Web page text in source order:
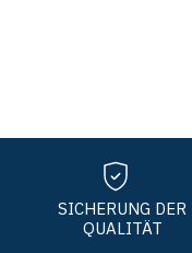
SICHERUNG DER
QUALITÄT